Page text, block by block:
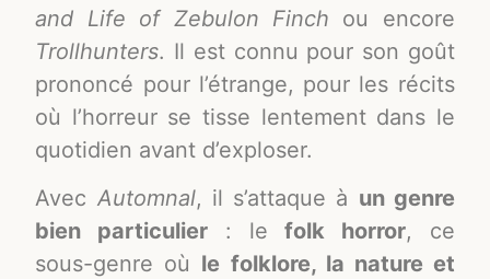
and Life of Zebulon Finch ou encore
Trollhunters. Il est connu pour son goût
prononcé pour l’étrange, pour les récits
où l’horreur se tisse lentement dans le
quotidien avant d’exploser.
Avec Automnal, il s’attaque à un genre
bien particulier : lefolk horror, ce
sous-genre où le folklore, la nature et